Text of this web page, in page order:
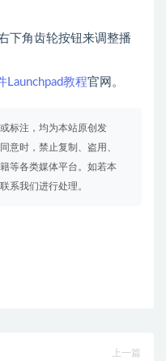
下角齿轮按钮来调整播
Launchpad教程官网。
标注，均为本站原创发
意时，禁止复制、盗用、
等各类媒体平台。如若本
系我们进行处理。
上一篇